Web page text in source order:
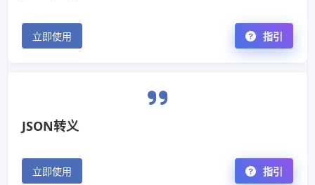
立即使用 指引
JSON转义
立即使用 指引